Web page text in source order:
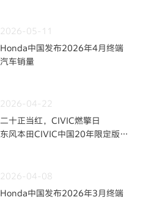
2026-05-11
Honda中国发布2026年4月终端
汽车销量
2026-04-22
二十正当红，CIVIC燃擎日
东风本田CIVIC中国20年限定版焕
2026-04-08
Honda中国发布2026年3月终端